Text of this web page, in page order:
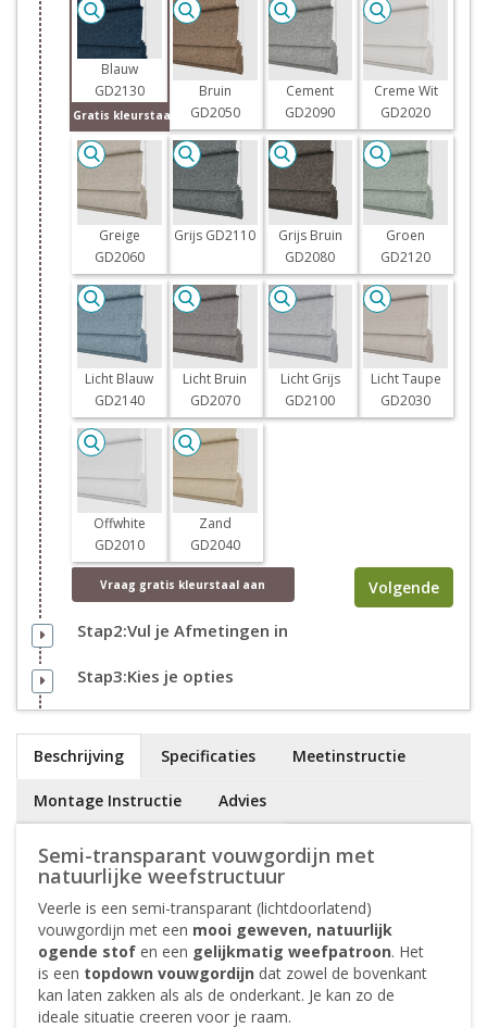
Blauw
GD2130
Gratis kleurstaal
Bruin
GD2050
Cement
GD2090
Creme Wit
GD2020
Greige
GD2060
Grijs GD2110
Grijs Bruin
GD2080
Groen
GD2120
Licht Blauw
GD2140
Licht Bruin
GD2070
Licht Grijs
GD2100
Licht Taupe
GD2030
Offwhite
GD2010
Zand
GD2040
Vraag gratis kleurstaal aan Volgende
Stap2:Vul je Afmetingen in
Stap3:Kies je opties
Beschrijving Specificaties Meetinstructie
Montage Instructie Advies
Semi-transparant vouwgordijn met
natuurlijke weefstructuur
Veerle is een semi-transparant (lichtdoorlatend)
vouwgordijn met een mooi geweven, natuurlijk
ogende stof en een gelijkmatig weefpatroon. Het
is een topdown vouwgordijn dat zowel de bovenkant
kan laten zakken als als de onderkant. Je kan zo de
ideale situatie creeren voor je raam.